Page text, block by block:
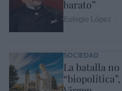
barato”
SOCIEDAD
La batalla